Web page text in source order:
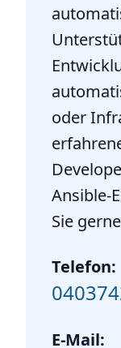
oder
Ansible-
Sie
Telefon:
E-Mail: